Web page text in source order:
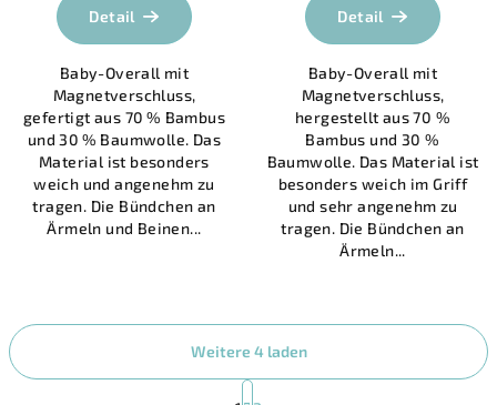
Produktbewertung
von
5
Sternen.
Detail
Baby-Overall mit
Magnetverschluss,
gefertigt aus 70 % Bambus
und 30 % Baumwolle. Das
Material ist besonders
weich und angenehm zu
tragen. Die Bündchen an
Ärmeln und Beinen...
von
5
Sternen.
Detail
Baby-Overall mit
Magnetverschluss,
hergestellt aus 70 %
Bambus und 30 %
Baumwolle. Das Material ist
besonders weich im Griff
und sehr angenehm zu
tragen. Die Bündchen an
Ärmeln...
Weitere 4 laden
P